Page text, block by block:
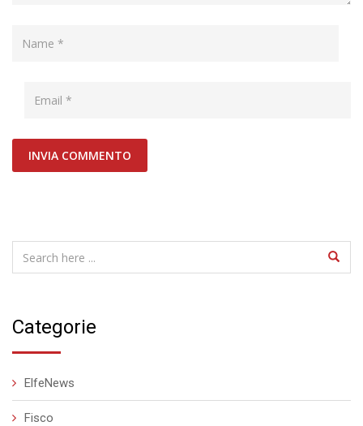
Categorie
ElfeNews
Fisco